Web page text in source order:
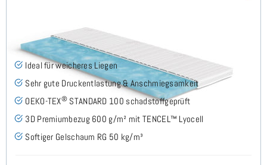
85x190 cm - Sonderanfertigung
Ideal für weicheres Liegen
Sehr gute Druckentlastung & Anschmiegsamkeit
OEKO-TEX® STANDARD 100 schadstoffgeprüft
3D Premiumbezug 600 g/m² mit TENCEL™ Lyocell
Softiger Gelschaum RG 50 kg/m³